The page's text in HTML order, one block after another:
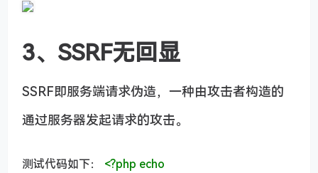
3、SSRF无回显
SSRF即服务端请求伪造，一种由攻击者构造的
通过服务器发起请求的攻击。
测试代码如下： <?php echo